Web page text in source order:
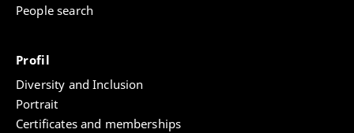
People search
Profil
Diversity and Inclusion
Portrait
Certificates and memberships